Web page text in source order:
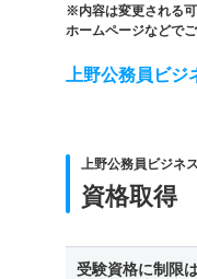
※内容は変更される
ホームページなどでご
上野公務員ビ
上野公務員ビジネ
資格取得
受験資格に制限